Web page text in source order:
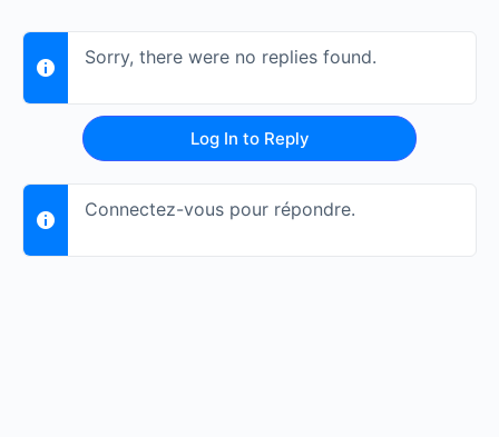
Sorry, there were no replies found.
Log In to Reply
Connectez-vous pour répondre.